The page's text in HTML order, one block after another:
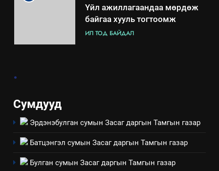
Үйл ажиллагаандаа мөрдөж
байгаа хууль тогтоомж
ИЛ ТОД БАЙДАЛ
технологийн хүн, мал, амьтны
үзүүлэх буюу үзүүлж байгаа
мэдээлэл
1
долоо хоног-2025
НЭЭЛТТЭЙ ЗАСГИЙН ТҮНШЛЭЛ
.
Сумдууд
Эрдэнэбулган сумын Засаг даргын Тамгын газар
Батцэнгэл сумын Засаг даргын Тамгын газар
Булган сумын Засаг даргын Тамгын газар